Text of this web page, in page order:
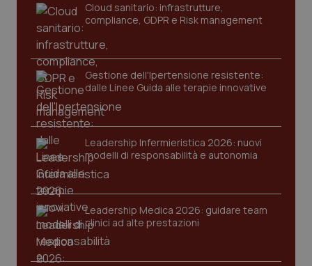
Cloud sanitario: infrastrutture,
compliance, GDPR e Risk management
Gestione dell'Ipertensione resistente:
dalle Linee Guida alle terapie innovative
Leadership Infermieristica 2026: nuovi
modelli di responsabilità e autonomia
Leadership Medica 2026: guidare team
clinici ad alte prestazioni
funzionare correttamente senza questi cookie.
Nome
Fornitore/Dominio
VISITOR_PRIVACY_METADATA
.youtube.com